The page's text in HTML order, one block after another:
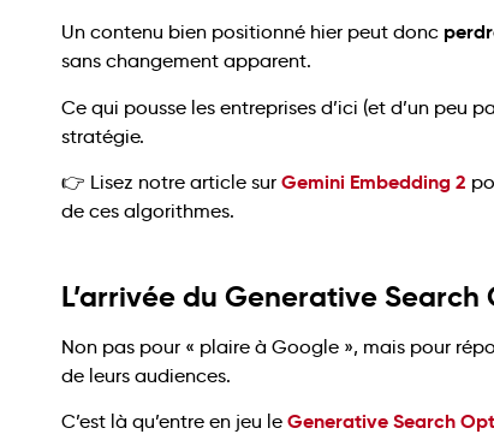
Un contenu bien positionné hier peut donc
sans changement apparent.
Ce qui pousse les entreprises d’ici (et d’un peu
stratégie.
👉 Lisez notre article sur Gemini Embedding 2
de ces algorithmes.
L’arrivée du Generative Search
Non pas pour « plaire à Google », mais pour
de leurs audiences.
C’est là qu’entre en jeu le Generative Search